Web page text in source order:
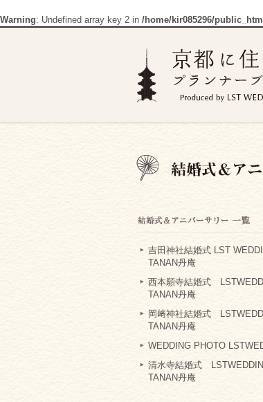
Warning: Undefined array key 2 in /home/kir085296/
吉田神社結婚式 LST
TANAN丹庵
西本願寺結婚式
TANAN丹庵
岡﨑神社結婚式
TANAN丹庵
WEDDING PHOTO
清水寺結婚式
TANAN丹庵